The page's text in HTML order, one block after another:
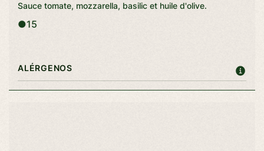
Sauce tomate, mozzarella, basilic et huile d'olive.
●15
ALÉRGENOS